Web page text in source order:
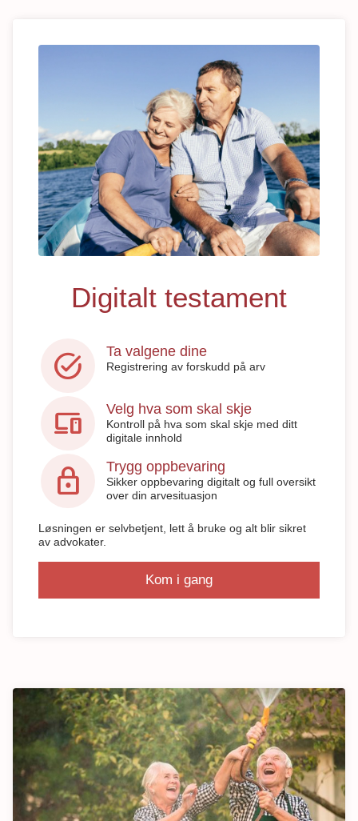
Digitalt testament
task_alt Ta valgene dine
Registrering av forskudd på arv
devices Velg hva som skal skje
Kontroll på hva som skal skje med ditt
digitale innhold
lock Trygg oppbevaring
Sikker oppbevaring digitalt og full oversikt
over din arvesituasjon
Løsningen er selvbetjent, lett å bruke og alt blir sikret
av advokater.
Kom i gang